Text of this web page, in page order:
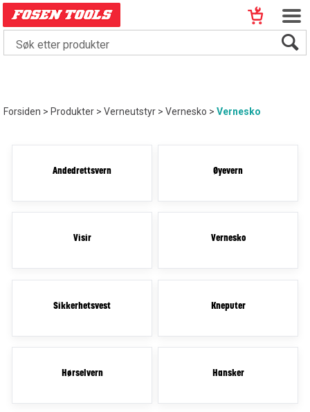
Forsiden>Produkter>Verneutstyr>Vernesko>Vernesko
Åndedrettsvern Øyevern
Visir Vernesko
Sikkerhetsvest Kneputer
Hørselvern Hansker